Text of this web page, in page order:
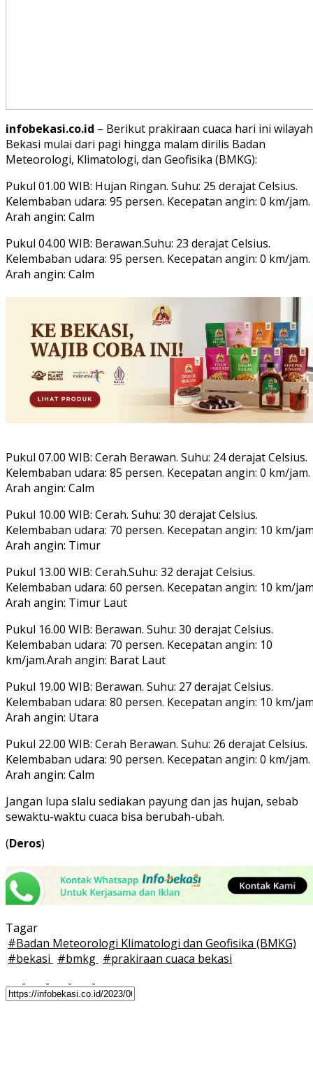
infobekasi.co.id – Berikut prakiraan cuaca hari ini wilayah
Bekasi mulai dari pagi hingga malam dirilis Badan
Meteorologi, Klimatologi, dan Geofisika (BMKG):
Pukul 01.00 WIB: Hujan Ringan. Suhu: 25 derajat Celsius.
Kelembaban udara: 95 persen. Kecepatan angin: 0 km/jam.
Arah angin: Calm
Pukul 04.00 WIB: Berawan.Suhu: 23 derajat Celsius.
Kelembaban udara: 95 persen. Kecepatan angin: 0 km/jam.
Arah angin: Calm
Pukul 07.00 WIB: Cerah Berawan. Suhu: 24 derajat Celsius.
Kelembaban udara: 85 persen. Kecepatan angin: 0 km/jam.
Arah angin: Calm
Pukul 10.00 WIB: Cerah. Suhu: 30 derajat Celsius.
Kelembaban udara: 70 persen. Kecepatan angin: 10 km/
Arah angin: Timur
Pukul 13.00 WIB: Cerah.Suhu: 32 derajat Celsius.
Kelembaban udara: 60 persen. Kecepatan angin: 10 km/
Arah angin: Timur Laut
Pukul 16.00 WIB: Berawan. Suhu: 30 derajat Celsius.
Kelembaban udara: 70 persen. Kecepatan angin: 10
km/jam.Arah angin: Barat Laut
Pukul 19.00 WIB: Berawan. Suhu: 27 derajat Celsius.
Kelembaban udara: 80 persen. Kecepatan angin: 10 km/
Arah angin: Utara
Pukul 22.00 WIB: Cerah Berawan. Suhu: 26 derajat Celsius.
Kelembaban udara: 90 persen. Kecepatan angin: 0 km/jam.
Arah angin: Calm
Jangan lupa slalu sediakan payung dan jas hujan, sebab
sewaktu-waktu cuaca bisa berubah-ubah.
(Deros)
Tagar
#Badan Meteorologi Klimatologi dan Geofisika (BMKG)
#bekasi #bmkg #prakiraan cuaca bekasi